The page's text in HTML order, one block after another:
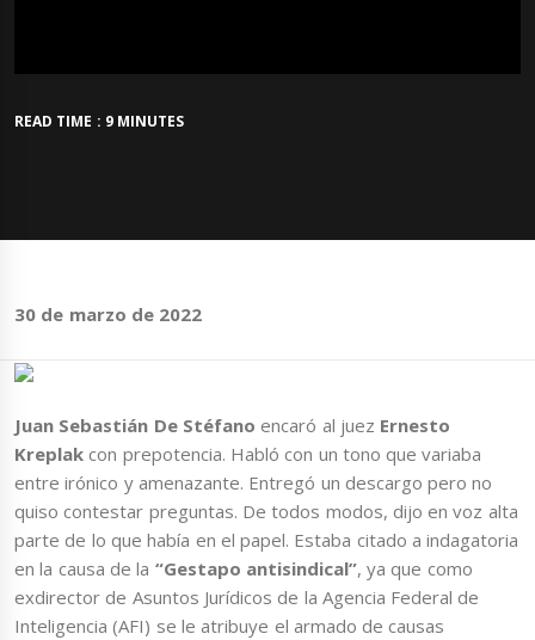
READ TIME : 9 MINUTES
30 de marzo de 2022
Juan Sebastián De Stéfano encaró al juez Ernesto
Kreplak con prepotencia. Habló con un tono que variaba
entre irónico y amenazante. Entregó un descargo pero no
quiso contestar preguntas. De todos modos, dijo en voz alta
parte de lo que había en el papel. Estaba citado a indagatoria
en la causa de la “Gestapo antisindical”, ya que como
exdirector de Asuntos Jurídicos de la Agencia Federal de
Inteligencia (AFI) se le atribuye el armado de causas